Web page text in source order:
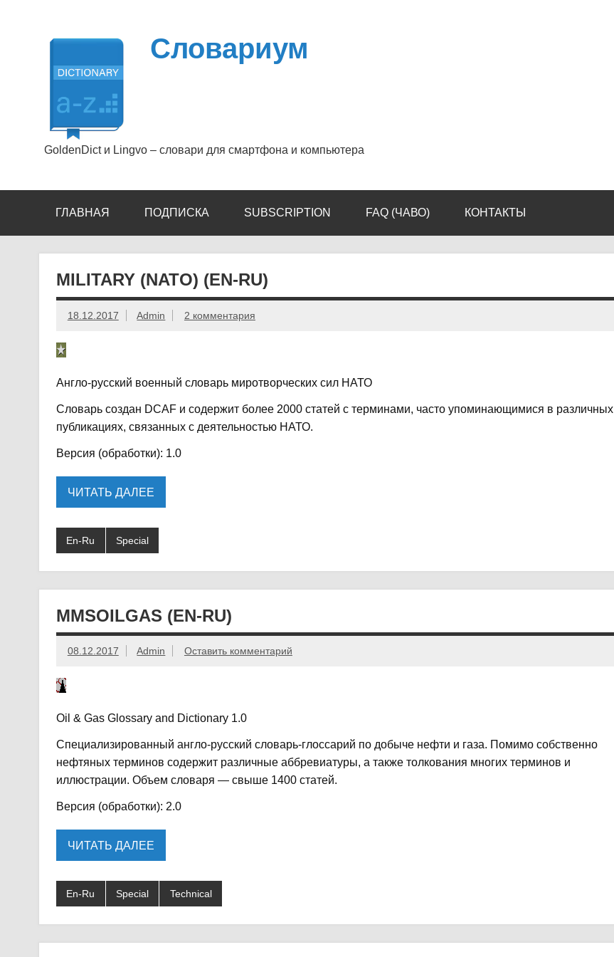
Словариум
GoldenDict и Lingvo – словари для смартфона и компьютера
ГЛАВНАЯ ПОДПИСКА SUBSCRIPTION FAQ (ЧАВО) КОНТАКТЫ
MILITARY (NATO) (EN-RU)
18.12.2017 Admin 2 комментария
Англо-русский военный словарь миротворческих сил НАТО
Словарь создан DCAF и содержит более 2000 статей с терминами, часто упоминающимися в различных
публикациях, связанных с деятельностью НАТО.
Версия (обработки): 1.0
ЧИТАТЬ ДАЛЕЕ
En-Ru Special
MMSOILGAS (EN-RU)
08.12.2017 Admin Оставить комментарий
Oil & Gas Glossary and Dictionary 1.0
Специализированный англо-русский словарь-глоссарий по добыче нефти и газа. Помимо собственно
нефтяных терминов содержит различные аббревиатуры, а также толкования многих терминов и
иллюстрации. Объем словаря — свыше 1400 статей.
Версия (обработки): 2.0
ЧИТАТЬ ДАЛЕЕ
En-Ru Special Technical